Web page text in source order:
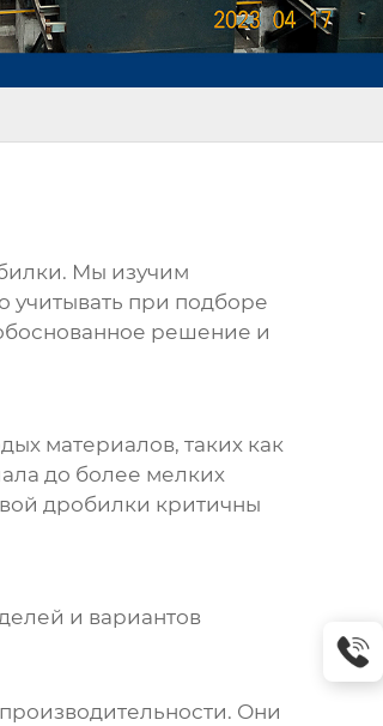
. Мы изучим
учитывать при подборе
решение и
материалов, таких как
до более мелких
дробилки критичны
и вариантов
Они